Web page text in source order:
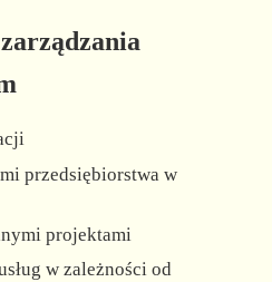
przedsiębiorstwa w
projektami
w zależności od